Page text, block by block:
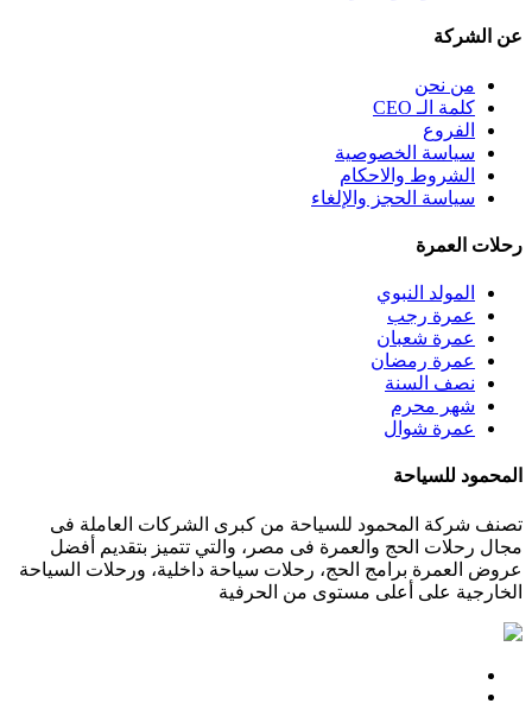
عن الشركة
من نحن
كلمة الـ CEO
الفروع
سياسة الخصوصية
الشروط والاحكام
سياسة الحجز والإلغاء
رحلات العمرة
المولد النبوي
عمرة رجب
عمرة شعبان
عمرة رمضان
نصف السنة
شهر محرم
عمرة شوال
المحمود للسياحة
تصنف شركة المحمود للسياحة من كبرى الشركات العاملة فى
مجال رحلات الحج والعمرة فى مصر، والتي تتميز بتقديم أفضل
عروض العمرة برامج الحج، رحلات سياحة داخلية، ورحلات السياحة
الخارجية على أعلى مستوى من الحرفية